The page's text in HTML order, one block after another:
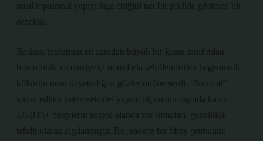
nasıl toplumsal yapıyı inşa ettiğini net bir şekilde gösteren bir
örnektir.
Baskın, toplumun en azından büyük bir kısmı tarafından
homofobik ve cinsiyetçi normlarla şekillendirilen hegemonik
kültürün nasıl dayatıldığını gözler önüne serdi. “Normal”
kabul edilen heteroseksüel yaşam biçiminin dışında kalan
LGBTİ+ bireylerin sosyal alanda var olmaları, genellikle
tehdit olarak algılanmıştır. Bu, sadece bir birey grubunun